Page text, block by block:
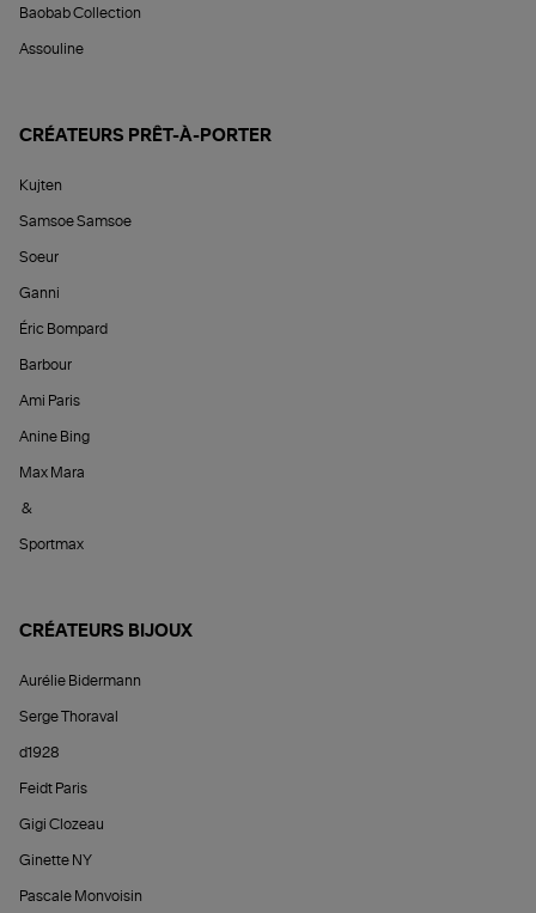
Baobab Collection
Assouline
CRÉATEURS PRÊT-À-PORTER
Kujten
Samsoe Samsoe
Soeur
Ganni
Éric Bompard
Barbour
Ami Paris
Anine Bing
Max Mara
&
Sportmax
CRÉATEURS BIJOUX
Aurélie Bidermann
Serge Thoraval
d1928
Feidt Paris
Gigi Clozeau
Ginette NY
Pascale Monvoisin